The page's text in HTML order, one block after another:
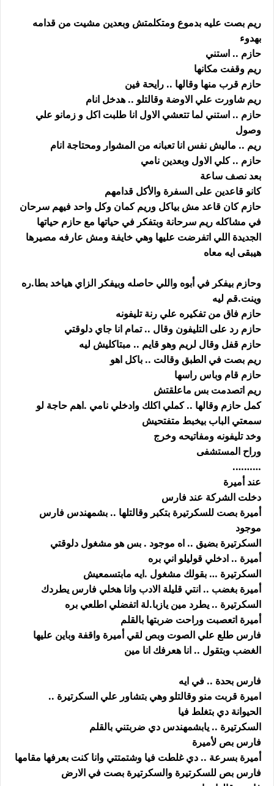
ريم بصت عليه بدموع ومتكلمتش وبعدين مشيت من قدامه
بهدوء
حازم .. استني
ريم وقفت مكانها
حازم قرب منها وقالها .. رايحة فين
ريم شاورت علي الاوضة وقالتلو .. هدخل انام
حازم .. استني لما تتعشي الاول انا طلبت اكل و زمانو علي
وصول
ريم .. ماليش نفس انا تعبانه من المشوار ومحتاجة انام
حازم .. كلي الاول وبعدين نامي
بعد نصف ساعة
كانو قاعدين على السفرة والأكل قدامهم
حازم كان قاعد مش بياكل وريم كمان وكل واحد فيهم سرحان
في مشاكله ريم سرحانة وبتفكر في حياتها مع حازم حياتها
الجديدة اللي اتفرضت عليها وهي خايفة ومش عارفه مصيرها
هيبقى ايه معاه
وحازم بيفكر في أبوه واللي حاصله وبيفكر الزاي هياخد بطا.ره
وينت.قم ليه
حازم فاق من تفكيره علي رنة تليفونه
حازم رد على التليفون وقال .. تمام انا جاي دلوقتي
حازم قفل وقال لريم وهو قايم .. مبتاكليش ليه
ريم بصت في الطبق وقالت .. باكل اهو
حازم قام وباس راسها
ريم اتصدمت بس ماعلقتش
كمل حازم وقالها .. كملي اكلك وادخلي نامي .اهم حاجة لو
سمعتي الباب بيخبط متفتحيش
وخد تليفونه ومفاتيحه وخرج
وراح المستشفى
……….
عند أميرة
دخلت الشركة عند فارس
أميرة بصت للسكرتيرة بتكبر وقالتلها .. بشمهندس فارس
موجود
السكرتيرة بضيق .. اه موجود . بس هو مشغول دلوقتي
أميرة .. ادخلي قوليلو اني بره
السكرتيرة … بقولك مشغول .ايه مابتسمعيش
أميرة بغضب .. انتي قليلة الادب وانا هخلي فارس يطردك
السكرتيرة .. يطرد مين يازبا.لة اتفضلي اطلعي بره
أميرة اتعصبت وراحت ضربتها بالقلم
فارس طلع علي الصوت وبص لقي أميرة واقفة وباين عليها
الغضب وبتقول .. انا هعرفك انا مين
فارس بحدة .. في ايه
اميرة قربت منو وقالتلو وهي بتشاور علي السكرتيرة ..
الحيوانة دي بتغلط فيا
السكرتيرة .. يابشمهندس دي ضربتني بالقلم
فارس بص لأميرة
أميرة بسرعة .. دي غلطت فيا وشتمتتي وانا كنت بعرفها مقامها
فارس بص للسكرتيرة والسكرتيرة بصت في الارض